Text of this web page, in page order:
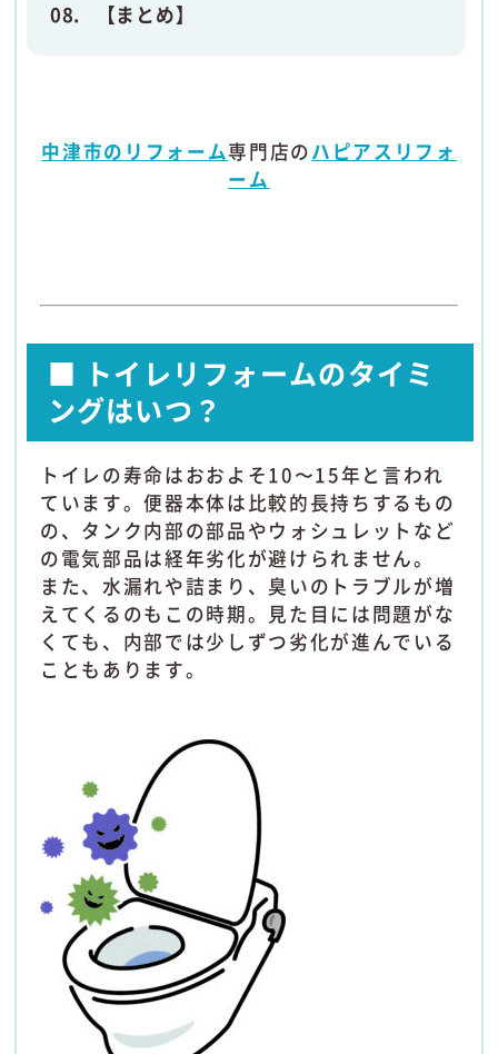
【まとめ】
中津市のリフォーム専門店のハピアスリフォ
ーム
■ トイレリフォームのタイミ
ングはいつ？
トイレの寿命はおおよそ10〜15年と言われ
ています。便器本体は比較的長持ちするもの
の、タンク内部の部品やウォシュレットなど
の電気部品は経年劣化が避けられません。
また、水漏れや詰まり、臭いのトラブルが増
えてくるのもこの時期。見た目には問題がな
くても、内部では少しずつ劣化が進んでいる
こともあります。